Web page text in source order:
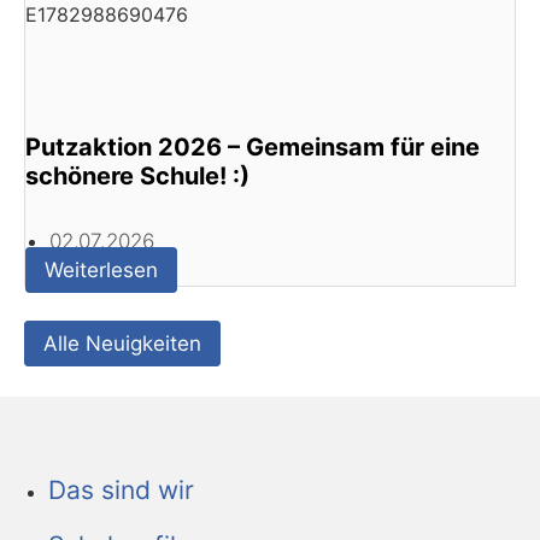
Putzaktion 2026 – Gemeinsam für eine
schönere Schule! :)
02.07.2026
Weiterlesen
Alle Neuigkeiten
Das sind wir